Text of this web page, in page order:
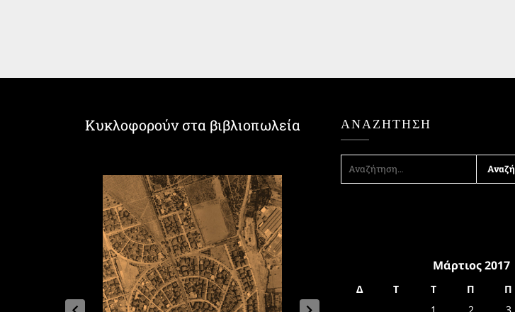
Κυκλοφορούν στα βιβλιοπωλεία ΑΝΑΖΉΤΗΣΗ
ΓΙΑ:
Μάρτιος 2017
Δ Τ Τ Π Π
1
2 3